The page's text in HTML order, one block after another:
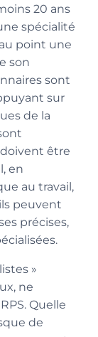
20 ans
spécialité
point une
son
sont
sur
de la
être
en
au travail,
peuvent
précises,
»
ne
Quelle
de